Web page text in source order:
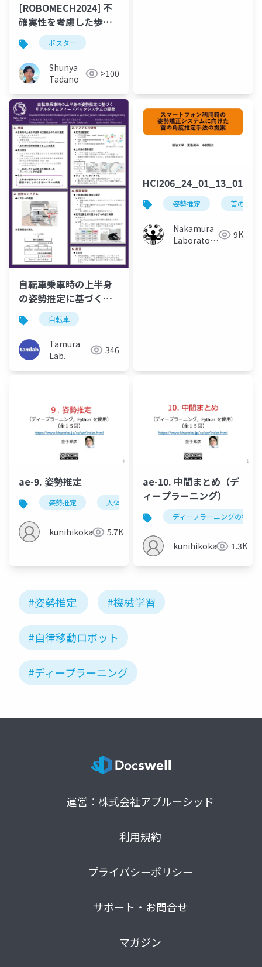
[ROBOMECH2024] 不
確実性を考慮した歩行
者軌道予測への姿勢情
報の統合
ポスター
Shunya
Tadano
>100
自転車乗車時の上半身
の姿勢推定に基づくリ
アルタイムフィードバ
ックシステムの開発
（SI2024）
自転車
Tamura
Lab.
346
HCI206_24_01_13_01
姿勢推定 首の角度
Nakamura
Laboratory
9K
ae-9. 姿勢推定
姿勢推定 人体の姿勢推定 頭部の姿勢推定
kunihikokaneko5.7K
ae-10. 中間まとめ（デ
ィープラーニング）
ディープラーニングの種類
kunihikokaneko1.3K
#姿勢推定 #機械学習
#自律移動ロボット
#ディープラーニング
運営：株式会社アプルーシッド
利用規約
プライバシーポリシー
サポート・お問合せ
マガジン